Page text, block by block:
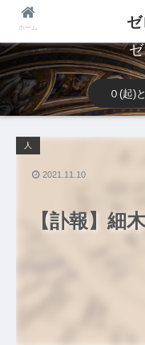
０(起)
【訃報】細
人
2021.11.10
ホーム